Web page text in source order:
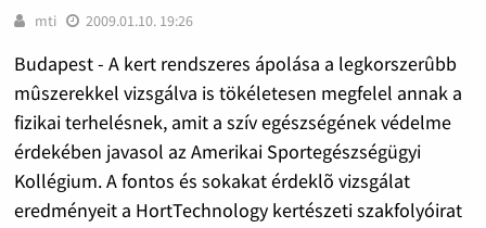
mti 2009.01.10. 19:26
Budapest - A kert rendszeres ápolása a legkorszerûbb
mûszerekkel vizsgálva is tökéletesen megfelel annak a
fizikai terhelésnek, amit a szív egészségének védelme
érdekében javasol az Amerikai Sportegészségügyi
Kollégium. A fontos és sokakat érdeklõ vizsgálat
eredményeit a HortTechnology kertészeti szakfolyóirat